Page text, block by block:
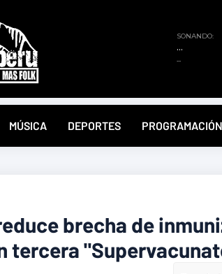
MÚSICA DEPORTES PROGRAMACIÓN
brecha de
tercera